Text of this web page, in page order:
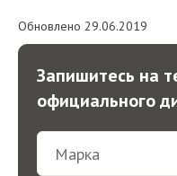
Обновлено 29.06.2019
Запишитесь на
официального